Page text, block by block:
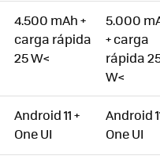
4.500 mAh +
carga rápida
25 W<
5.000
+ carga
rápida
W<
Android 11 +
One UI
Android
One UI